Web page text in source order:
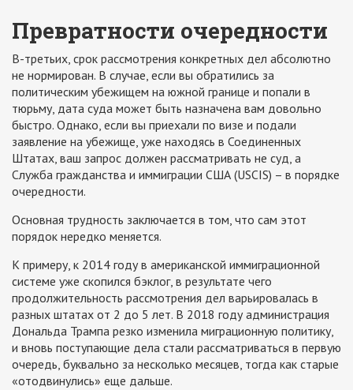
Превратности очередности
В-третьих, срок рассмотрения конкретных дел абсолютно
не нормирован. В случае, если вы обратились за
политическим убежищем на южной границе и попали в
тюрьму, дата суда может быть назначена вам довольно
быстро. Однако, если вы приехали по визе и подали
заявление на убежище, уже находясь в Соединенных
Штатах, ваш запрос должен рассматривать не суд, а
Служба гражданства и иммиграции США (USCIS) – в порядке
очередности.
Основная трудность заключается в том, что сам этот
порядок нередко меняется.
К примеру, к 2014 году в американской иммиграционной
системе уже скопился бэклог, в результате чего
продолжительность рассмотрения дел варьировалась в
разных штатах от 2 до 5 лет. В 2018 году администрация
Дональда Трампа резко изменила миграционную политику,
и вновь поступающие дела стали рассматриваться в первую
очередь, буквально за несколько месяцев, тогда как старые
«отодвинулись» еще дальше.